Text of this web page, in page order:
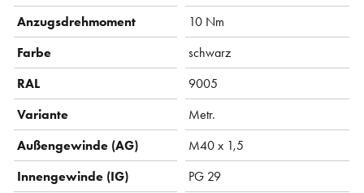
Anzugsdrehmoment
10 Nm
Farbe
schwarz
RAL
9005
Variante
Metr.
Außengewinde (AG)
M40 x 1,5
Innengewinde (IG)
PG 29